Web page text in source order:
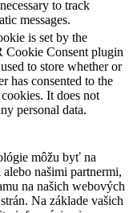
to track
messages.
is set by the
Cookie Consent plugin
to store whether or
has consented to the
It does not
personal data.
môžu byť na
našimi partnermi,
na našich webových
Na základe vašich